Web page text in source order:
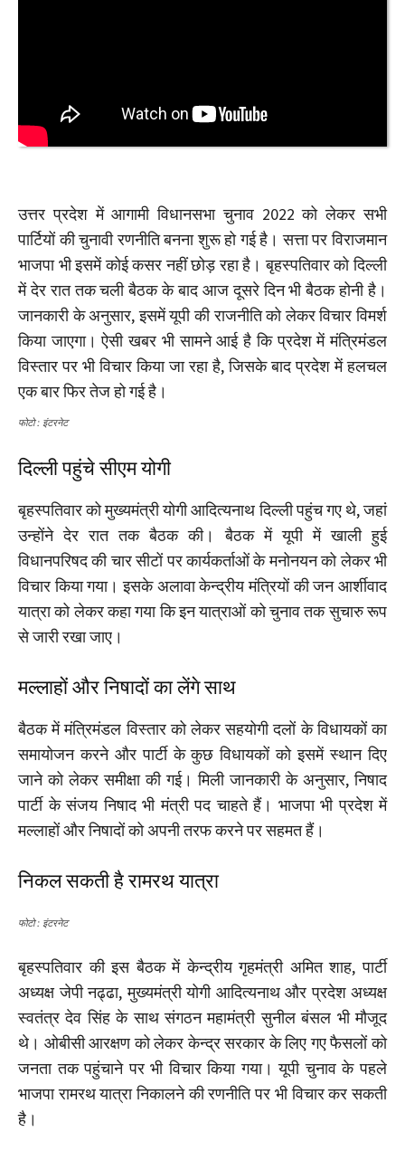
उत्तर प्रदेश में आगामी विधानसभा चुनाव 2022 को लेकर सभी
पार्टियों की चुनावी रणनीति बनना शुरू हो गई है। सत्ता पर विराजमान
भाजपा भी इसमें कोई कसर नहीं छोड़ रहा है। बृहस्पतिवार को दिल्ली
में देर रात तक चली बैठक के बाद आज दूसरे दिन भी बैठक होनी है।
जानकारी के अनुसार, इसमें यूपी की राजनीति को लेकर विचार विमर्श
किया जाएगा। ऐसी खबर भी सामने आई है कि प्रदेश में मंत्रिमंडल
विस्तार पर भी विचार किया जा रहा है, जिसके बाद प्रदेश में हलचल
एक बार फिर तेज हो गई है।
फोटो : इंटरनेट
दिल्ली पहुंचे सीएम योगी
बृहस्पतिवार को मुख्यमंत्री योगी आदित्यनाथ दिल्ली पहुंच गए थे, जहां
उन्होंने देर रात तक बैठक की। बैठक में यूपी में खाली हुई
विधानपरिषद की चार सीटों पर कार्यकर्ताओं के मनोनयन को लेकर भी
विचार किया गया। इसके अलावा केन्द्रीय मंत्रियों की जन आर्शीवाद
यात्रा को लेकर कहा गया कि इन यात्राओं को चुनाव तक सुचारु रूप
से जारी रखा जाए।
मल्लाहों और निषादों का लेंगे साथ
बैठक में मंत्रिमंडल विस्तार को लेकर सहयोगी दलों के विधायकों का
समायोजन करने और पार्टी के कुछ विधायकों को इसमें स्थान दिए
जाने को लेकर समीक्षा की गई। मिली जानकारी के अनुसार, निषाद
पार्टी के संजय निषाद भी मंत्री पद चाहते हैं। भाजपा भी प्रदेश में
मल्लाहों और निषादों को अपनी तरफ करने पर सहमत हैं।
निकल सकती है रामरथ यात्रा
फोटो : इंटरनेट
बृहस्पतिवार की इस बैठक में केन्द्रीय गृहमंत्री अमित शाह, पार्टी
अध्यक्ष जेपी नढ्ढा, मुख्यमंत्री योगी आदित्यनाथ और प्रदेश अध्यक्ष
स्वतंत्र देव सिंह के साथ संगठन महामंत्री सुनील बंसल भी मौजूद
थे। ओबीसी आरक्षण को लेकर केन्द्र सरकार के लिए गए फैसलों को
जनता तक पहुंचाने पर भी विचार किया गया। यूपी चुनाव के पहले
भाजपा रामरथ यात्रा निकालने की रणनीति पर भी विचार कर सकती
है।